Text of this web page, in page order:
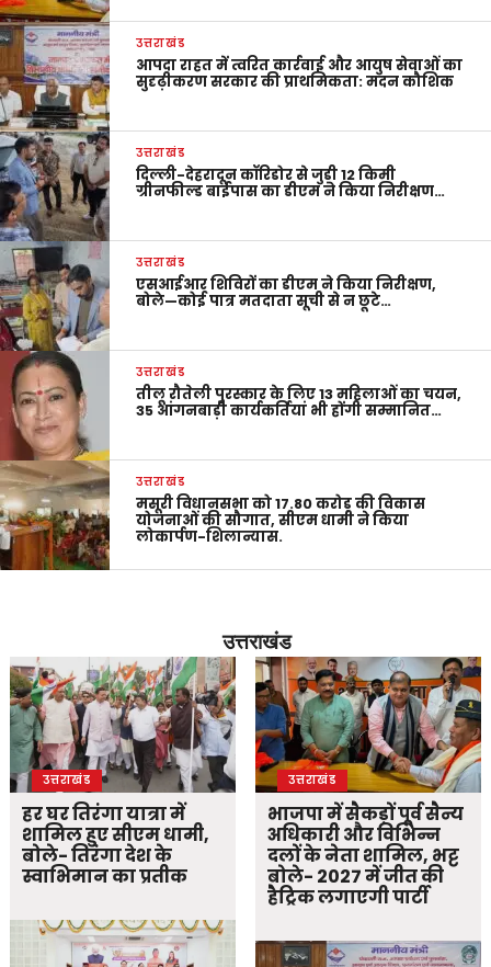
उत्तराखंड
आपदा राहत में त्वरित कार्रवाई और आयुष सेवाओं का
सुदृढ़ीकरण सरकार की प्राथमिकता: मदन कौशिक
उत्तराखंड
दिल्ली-देहरादून कॉरिडोर से जुड़ी 12 किमी
ग्रीनफील्ड बाईपास का डीएम ने किया निरीक्षण…
उत्तराखंड
एसआईआर शिविरों का डीएम ने किया निरीक्षण,
बोले—कोई पात्र मतदाता सूची से न छूटे…
उत्तराखंड
तीलू रौतेली पुरस्कार के लिए 13 महिलाओं का चयन,
35 आंगनबाड़ी कार्यकर्तियां भी होंगी सम्मानित…
उत्तराखंड
मसूरी विधानसभा को 17.80 करोड़ की विकास
योजनाओं की सौगात, सीएम धामी ने किया
लोकार्पण-शिलान्यास.
उत्तराखंड
उत्तराखंड
हर घर तिरंगा यात्रा में
शामिल हुए सीएम धामी,
बोले- तिरंगा देश के
स्वाभिमान का प्रतीक
उत्तराखंड
भाजपा में सैकड़ों पूर्व सैन्य
अधिकारी और विभिन्न
दलों के नेता शामिल, भट्ट
बोले- 2027 में जीत की
हैट्रिक लगाएगी पार्टी